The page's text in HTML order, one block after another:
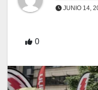
JUNIO 14,
0